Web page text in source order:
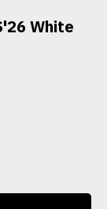
White